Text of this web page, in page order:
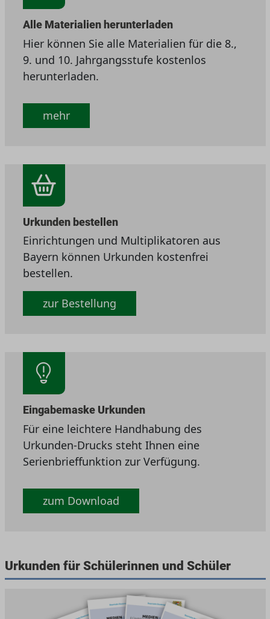
Alle Materialien herunterladen
Hier können Sie alle Materialien für die 8.,
9. und 10. Jahrgangsstufe kostenlos
herunterladen.
mehr
Urkunden bestellen
Einrichtungen und Multiplikatoren aus
Bayern können Urkunden kostenfrei
bestellen.
zur Bestellung
Eingabemaske Urkunden
Für eine leichtere Handhabung des
Urkunden-Drucks steht Ihnen eine
Serienbrieffunktion zur Verfügung.
zum Download
Urkunden für Schülerinnen und Schüler